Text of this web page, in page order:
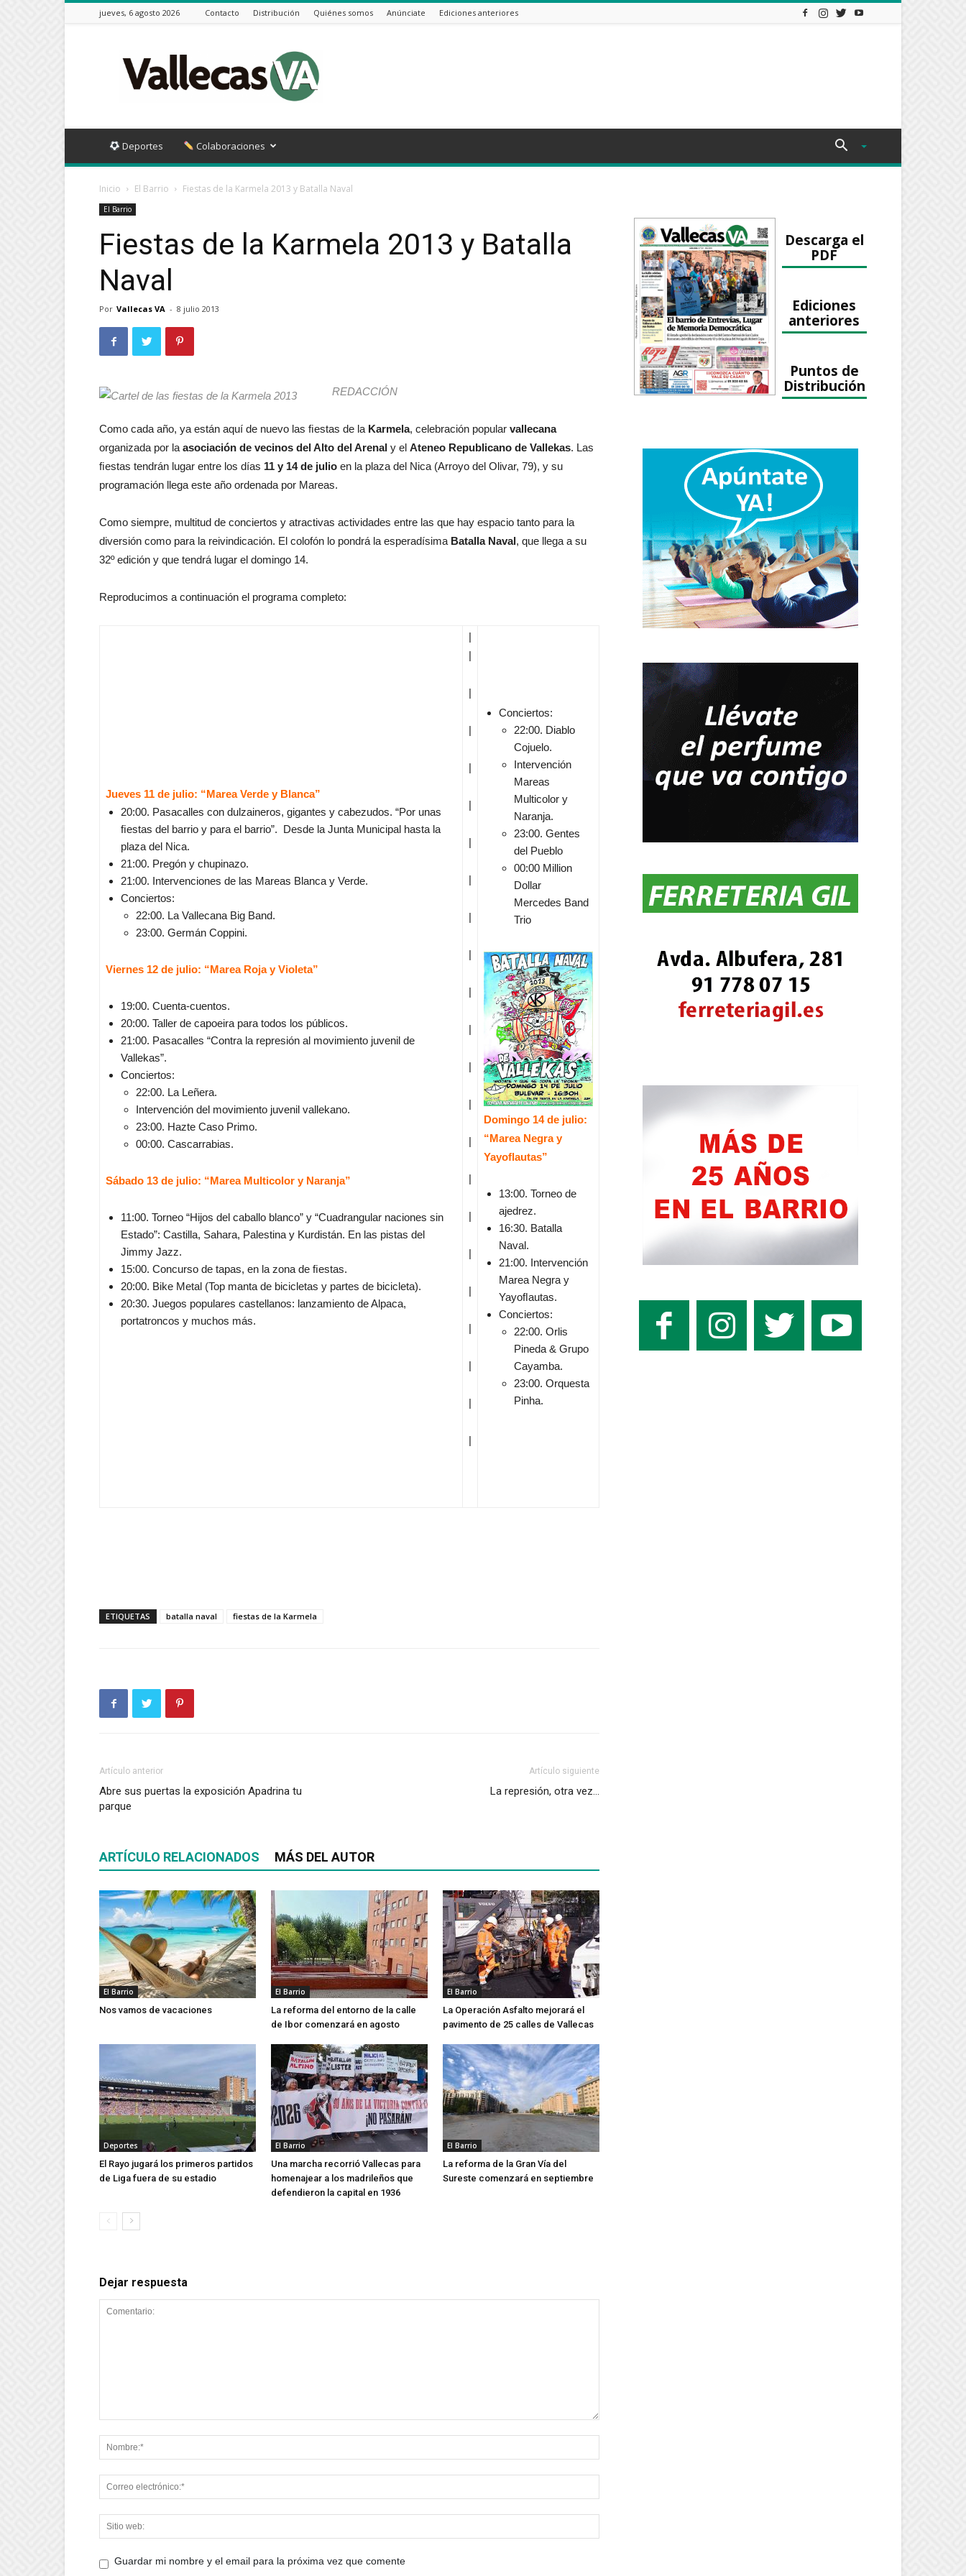
jueves, 6 agosto 2026 Contacto Distribución Quiénes somos Anúnciate Ediciones anteriores
VA
Deportes Colaboraciones
Inicio El Barrio Fiestas de la Karmela 2013 y Batalla Naval
El Barrio
Fiestas de la Karmela 2013 y Batalla
Naval
Por Vallecas VA - 8 julio 2013
REDACCIÓN
Como cada año, ya están aquí de nuevo las ﬁestas de la Karmela, celebración popular vallecana
organizada por la asociación de vecinos del Alto del Arenal y el Ateneo Republicano de Vallekas. Las
ﬁestas tendrán lugar entre los días 11 y 14 de julio en la plaza del Nica (Arroyo del Olivar, 79), y su
programación llega este año ordenada por Mareas.
Como siempre, multitud de conciertos y atractivas actividades entre las que hay espacio tanto para la
diversión como para la reivindicación. El colofón lo pondrá la esperadísima Batalla Naval, que llega a su
32º edición y que tendrá lugar el domingo 14.
Reproducimos a continuación el programa completo:
Jueves 11 de julio: “Marea Verde y Blanca”
20:00. Pasacalles con dulzaineros, gigantes y cabezudos. “Por unas
ﬁestas del barrio y para el barrio”. Desde la Junta Municipal hasta la
plaza del Nica.
21:00. Pregón y chupinazo.
21:00. Intervenciones de las Mareas Blanca y Verde.
Conciertos:
22:00. La Vallecana Big Band.
23:00. Germán Coppini.
Viernes 12 de julio: “Marea Roja y Violeta”
19:00. Cuenta-cuentos.
20:00. Taller de capoeira para todos los públicos.
21:00. Pasacalles “Contra la represión al movimiento juvenil de
Vallekas”.
Conciertos:
22:00. La Leñera.
Intervención del movimiento juvenil vallekano.
23:00. Hazte Caso Primo.
00:00. Cascarrabias.
Sábado 13 de julio: “Marea Multicolor y Naranja”
11:00. Torneo “Hijos del caballo blanco” y “Cuadrangular naciones sin
Estado”: Castilla, Sahara, Palestina y Kurdistán. En las pistas del
Jimmy Jazz.
15:00. Concurso de tapas, en la zona de ﬁestas.
20:00. Bike Metal (Top manta de bicicletas y partes de bicicleta).
20:30. Juegos populares castellanos: lanzamiento de Alpaca,
portatroncos y muchos más.
|
|
|
|
|
|
|
|
|
|
|
|
|
|
|
|
|
|
|
|
|
|
|
Conciertos:
22:00. Diablo
Cojuelo.
Intervención
Mareas
Multicolor y
Naranja.
23:00. Gentes
del Pueblo
00:00 Million
Dollar
Mercedes Band
Trio
Domingo 14 de julio:
“Marea Negra y
Yayoﬂautas”
13:00. Torneo de
ajedrez.
16:30. Batalla
Naval.
21:00. Intervención
Marea Negra y
Yayoﬂautas.
Conciertos:
22:00. Orlis
Pineda & Grupo
Cayamba.
23:00. Orquesta
Pinha.
ETIQUETAS batalla naval fiestas de la Karmela
Artículo anterior
Abre sus puertas la exposición Apadrina tu
parque
Artículo siguiente
La represión, otra vez…
ARTÍCULO RELACIONADOS MÁS DEL AUTOR
El Barrio
Nos vamos de vacaciones
El Barrio
La reforma del entorno de la calle
de Ibor comenzará en agosto
El Barrio
La Operación Asfalto mejorará el
pavimento de 25 calles de Vallecas
Deportes
El Rayo jugará los primeros partidos
de Liga fuera de su estadio
El Barrio
Una marcha recorrió Vallecas para
homenajear a los madrileños que
defendieron la capital en 1936
El Barrio
La reforma de la Gran Vía del
Sureste comenzará en septiembre
Dejar respuesta
Guardar mi nombre y el email para la próxima vez que comente
Descarga el
PDF
Ediciones
anteriores
Puntos de
Distribución